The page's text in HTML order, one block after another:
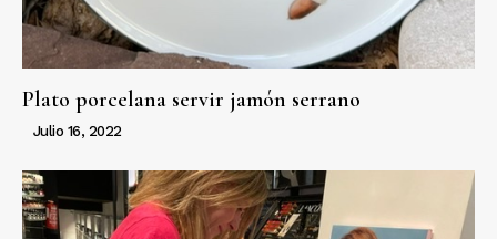
Plato porcelana servir jamón serrano
Julio 16, 2022